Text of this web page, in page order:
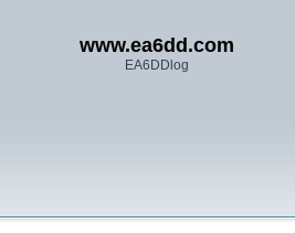
www.ea6dd.com
EA6DDlog